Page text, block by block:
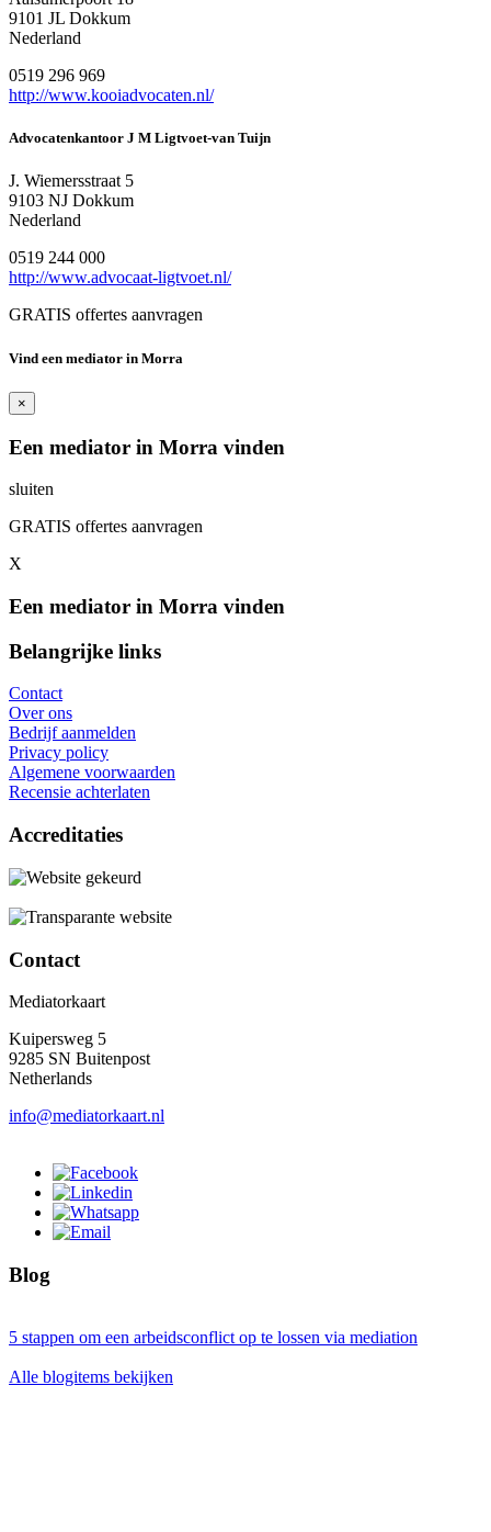
9101 JL Dokkum
Nederland
0519 296 969
http://www.kooiadvocaten.nl/
Advocatenkantoor J M Ligtvoet-van Tuijn
J. Wiemersstraat 5
9103 NJ Dokkum
Nederland
0519 244 000
http://www.advocaat-ligtvoet.nl/
GRATIS offertes aanvragen
Vind een mediator in Morra
×
Een mediator in Morra vinden
sluiten
GRATIS offertes aanvragen
X
Een mediator in Morra vinden
Belangrijke links
Contact
Over ons
Bedrijf aanmelden
Privacy policy
Algemene voorwaarden
Recensie achterlaten
Accreditaties
Contact
Mediatorkaart
Kuipersweg 5
9285 SN Buitenpost
Netherlands
info@mediatorkaart.nl
Blog
5 stappen om een arbeidsconflict op te lossen via mediation
Alle blogitems bekijken